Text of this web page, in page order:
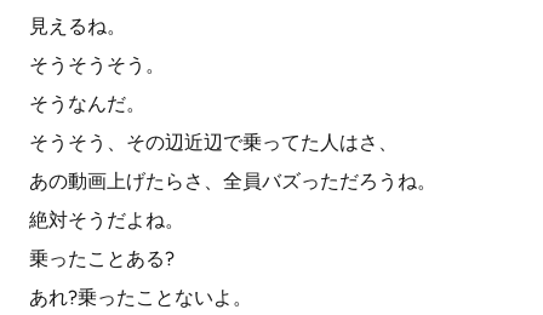
見えるね。
そうそうそう。
そうなんだ。
そうそう、その辺近辺で乗ってた人はさ、
あの動画上げたらさ、全員バズっただろうね。
絶対そうだよね。
乗ったことある?
あれ?乗ったことないよ。